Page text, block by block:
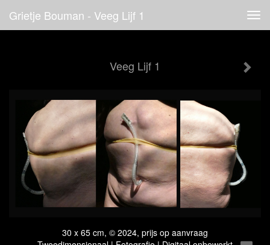
Grietje Bouman - Veeg Lijf 1
Veeg Lijf 1
30 x 65 cm, © 2024, prijs op aanvraag